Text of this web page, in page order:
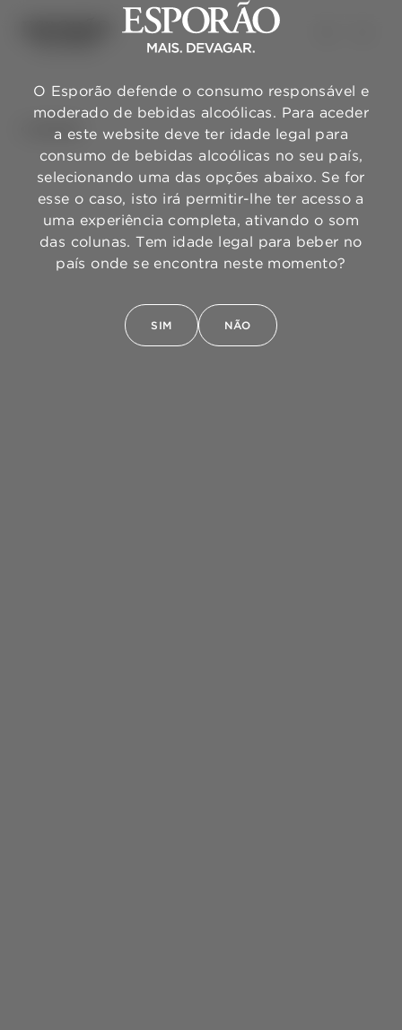
VOLTAR
O Esporão defende o consumo responsável e
moderado de bebidas alcoólicas. Para aceder
a este website deve ter idade legal para
consumo de bebidas alcoólicas no seu país,
selecionando uma das opções abaixo. Se for
esse o caso, isto irá permitir-lhe ter acesso a
uma experiência completa, ativando o som
das colunas. Tem idade legal para beber no
país onde se encontra neste momento?
SIM NÃO